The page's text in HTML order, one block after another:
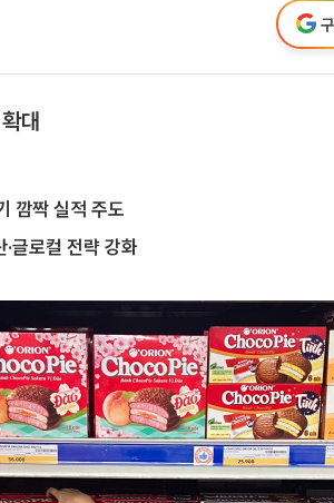
대
깜짝 실적 주도
글로컬 전략 강화